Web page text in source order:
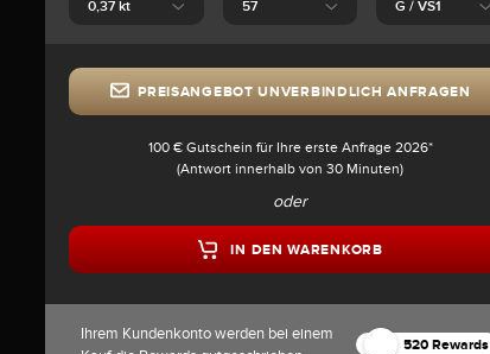
PREISANGEBOT UNVERBINDLICH ANFRAGEN
100 € Gutschein für Ihre erste Anfrage 2026*
(Antwort innerhalb von 30 Minuten)
oder
IN DEN WARENKORB
Ihrem Kundenkonto werden bei einem
520 Rewards